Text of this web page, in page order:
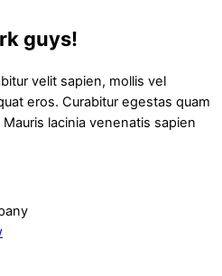
guys!
velit sapien, mollis vel
eros. Curabitur egestas quam
lacinia venenatis sapien